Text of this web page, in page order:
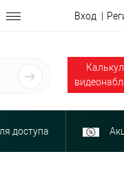
Вход
доступа